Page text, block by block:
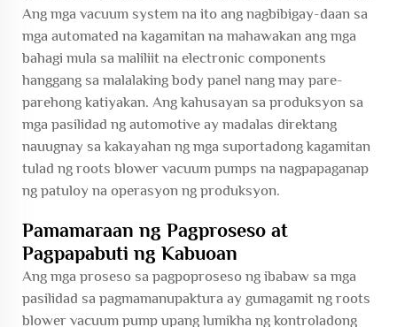
Ang mga vacuum system na ito ang nagbibigay-daan sa
mga automated na kagamitan na mahawakan ang mga
bahagi mula sa maliliit na electronic components
hanggang sa malalaking body panel nang may pare-
parehong katiyakan. Ang kahusayan sa produksyon sa
mga pasilidad ng automotive ay madalas direktang
nauugnay sa kakayahan ng mga suportadong kagamitan
tulad ng roots blower vacuum pumps na nagpapaganap
ng patuloy na operasyon ng produksyon.
Pamamaraan ng Pagproseso at
Pagpapabuti ng Kabuoan
Ang mga proseso sa pagpoproseso ng ibabaw sa mga
pasilidad sa pagmamanupaktura ay gumagamit ng roots
blower vacuum pump upang lumikha ng kontroladong